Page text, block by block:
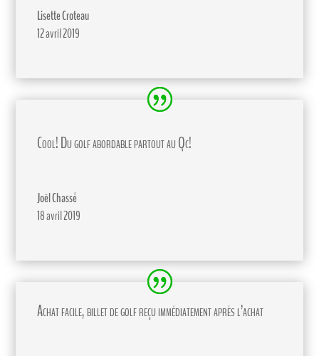
Lisette Croteau
12 avril 2019
Cool! Du golf abordable partout au Qc!
Joël Chassé
18 avril 2019
Achat facile, billet de golf reçu immédiatement après l’achat